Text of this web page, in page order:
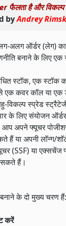
फैलता है और
byAndrey
अलग ऑर्डर (लेग)
बनाने के लिए
स्टॉक, एक स्टॉक
एक कवर कॉल या एक
विकल्प स्प्रेड
के लिए संयोजन
अपने फ्यूचर
हैं या अपनी लॉन्ग/
(SSF) या एक्सचेंज
हैं।
के दो मुख्य चरण हैं:
करें